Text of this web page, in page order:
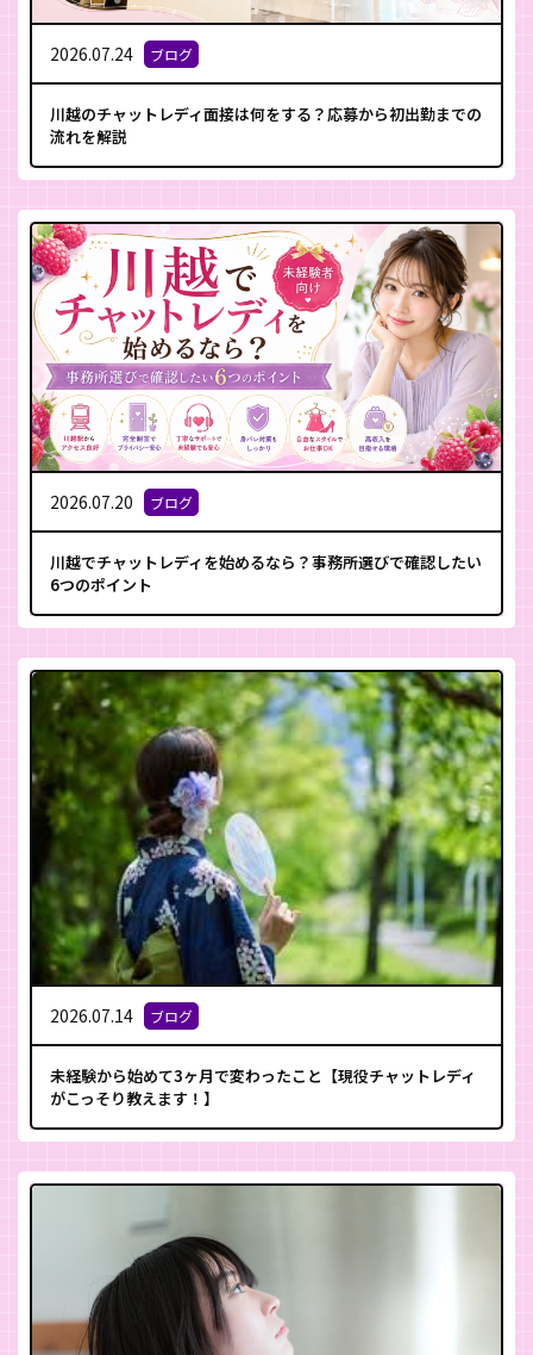
2026.07.24 ブログ
川越のチャットレディ面接は何をする？応募から初出勤までの
流れを解説
2026.07.20 ブログ
川越でチャットレディを始めるなら？事務所選びで確認したい
6つのポイント
2026.07.14 ブログ
未経験から始めて3ヶ月で変わったこと【現役チャットレディ
がこっそり教えます！】